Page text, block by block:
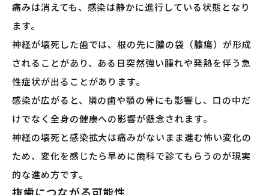
痛みは消えても、感染は静かに進行している状態となり
ます。
神経が壊死した歯では、根の先に膿の袋（膿瘍）が形成
されることがあり、ある日突然強い腫れや発熱を伴う急
性症状が出ることがあります。
感染が広がると、隣の歯や顎の骨にも影響し、口の中だ
けでなく全身の健康への影響が懸念されます。
神経の壊死と感染拡大は痛みがないまま進む怖い変化の
ため、変化を感じたら早めに歯科で診てもらうのが現実
的な進め方です。